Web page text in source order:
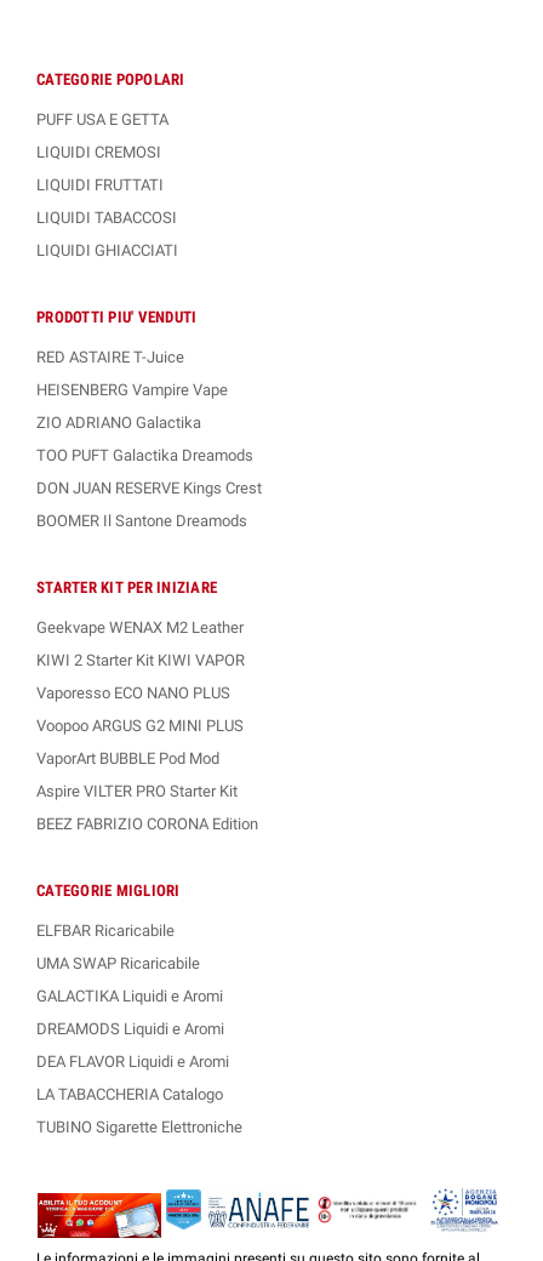
CATEGORIE POPOLARI
PUFF USA E GETTA
LIQUIDI CREMOSI
LIQUIDI FRUTTATI
LIQUIDI TABACCOSI
LIQUIDI GHIACCIATI
PRODOTTI PIU' VENDUTI
RED ASTAIRE T-Juice
HEISENBERG Vampire Vape
ZIO ADRIANO Galactika
TOO PUFT Galactika Dreamods
DON JUAN RESERVE Kings Crest
BOOMER Il Santone Dreamods
STARTER KIT PER INIZIARE
Geekvape WENAX M2 Leather
KIWI 2 Starter Kit KIWI VAPOR
Vaporesso ECO NANO PLUS
Voopoo ARGUS G2 MINI PLUS
VaporArt BUBBLE Pod Mod
Aspire VILTER PRO Starter Kit
BEEZ FABRIZIO CORONA Edition
CATEGORIE MIGLIORI
ELFBAR Ricaricabile
UMA SWAP Ricaricabile
GALACTIKA Liquidi e Aromi
DREAMODS Liquidi e Aromi
DEA FLAVOR Liquidi e Aromi
LA TABACCHERIA Catalogo
TUBINO Sigarette Elettroniche